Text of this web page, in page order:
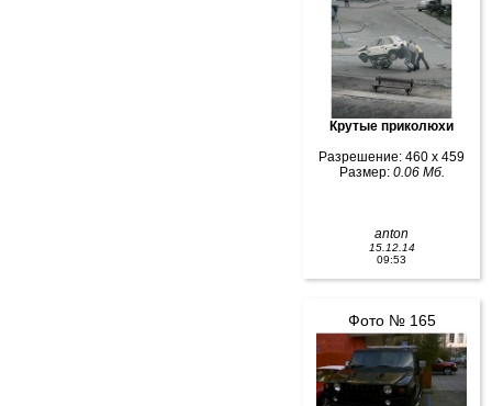
Крутые приколюхи
Разрешение: 460 x 459
Размер: 0.06 Мб.
anton
15.12.14
09:53
Фото № 165